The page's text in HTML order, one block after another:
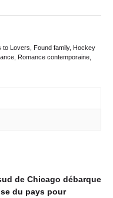
to Lovers Found family, Hockey
Romance contemporaine
de Chicago débarque
du pays pour